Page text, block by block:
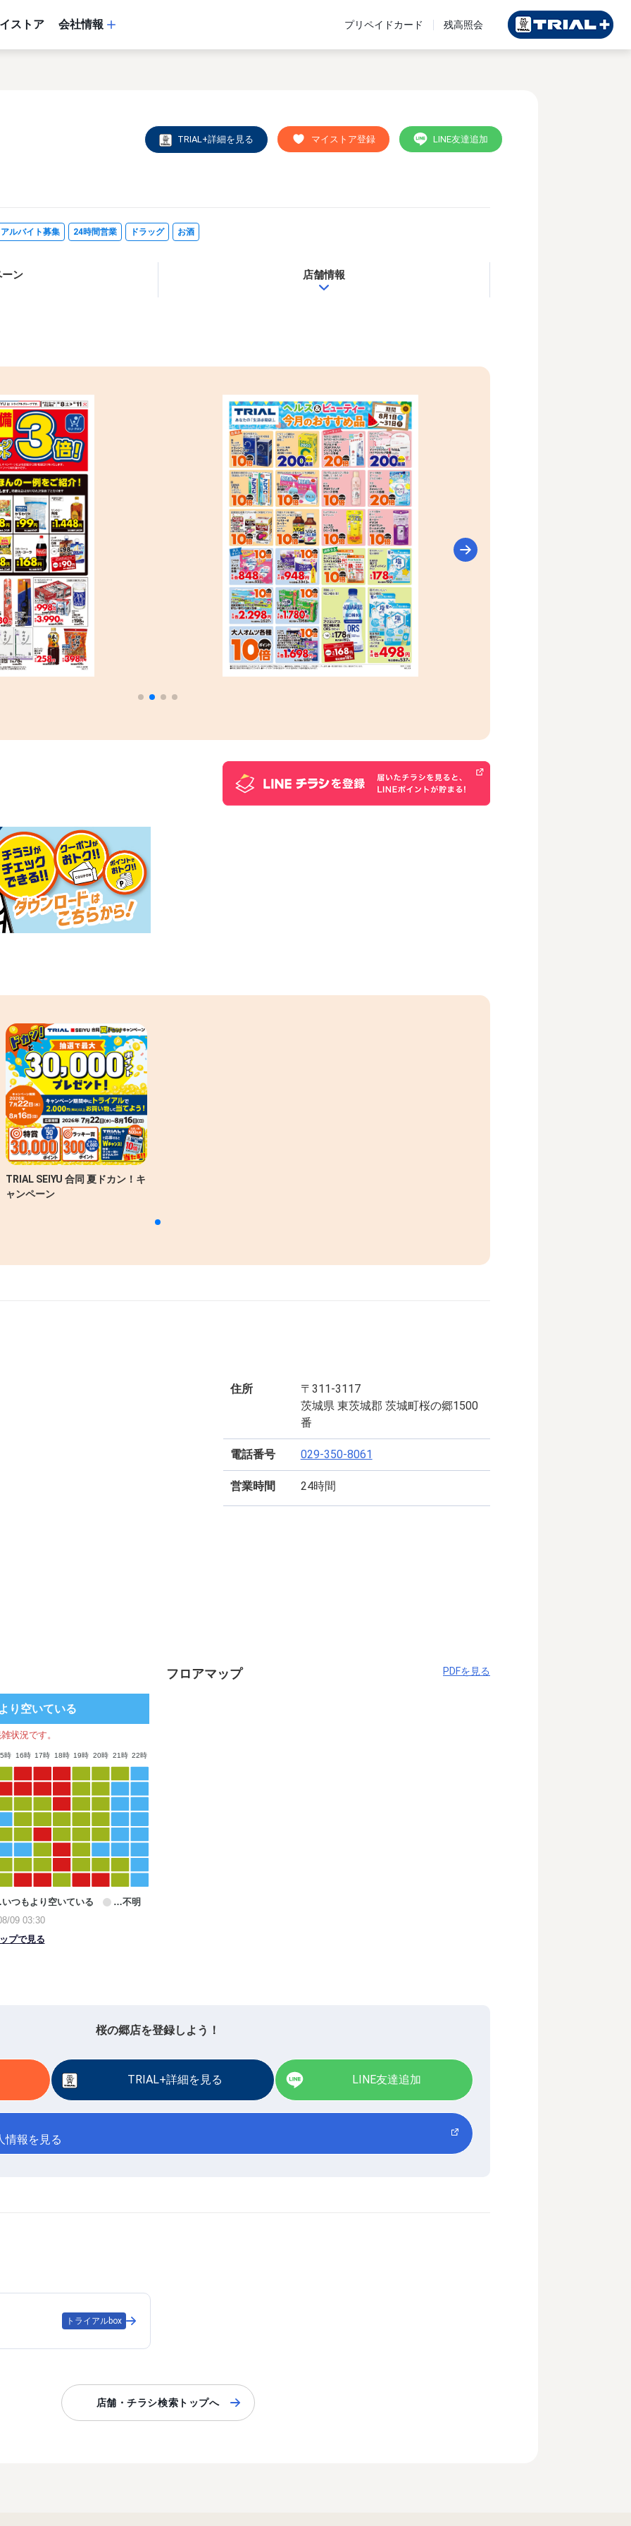
ストア 会社情報 プリペイドカード 残高照会
ルバイト募集 24時間営業 ドラッグ お酒
TRIAL+詳細を見る マイストア登録 LINE友達追加
ン 店舗情報
TRIAL SEIYU 合同 夏ドカン！キ
ャンペーン
住所
〒311-3117
茨城県 東茨城郡 茨城町桜の郷1500
番
電話番号 029-350-8061
営業時間 24時間
フロアマップ PDFを見る
桜の郷店を登録しよう！
TRIAL+詳細を見る LINE友達追加
情報を見る
トライアルbox
店舗・チラシ検索トップへ